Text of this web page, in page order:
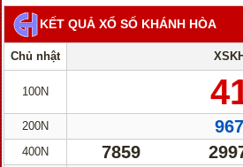
KẾT QUẢ XỔ SỐ KHÁNH HÒA
Chủ nhật XSKH
100N
200N 967
400N 7859